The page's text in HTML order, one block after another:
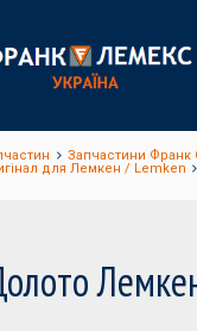
Запчастини Франк
для Лемкен / Lemken